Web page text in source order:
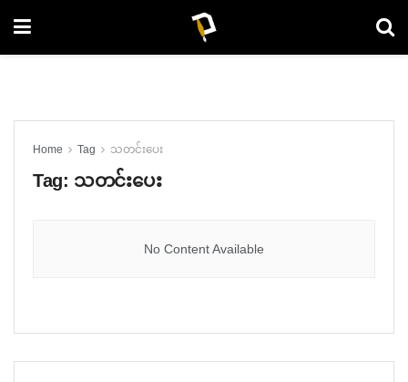
Home Tag သတင်းပေး
Tag: သတင်းပေး
No Content Available